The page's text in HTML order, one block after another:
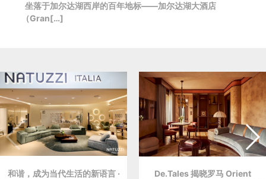
坐落于加尔达湖西岸的百年地标——加尔达湖大酒店
（Gran[…]
和谐，成为当代生活的新语言 ·
De.Tales 揭晓罗马 Orient